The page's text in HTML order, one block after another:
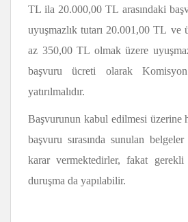
TL ila 20.000,00 TL arasındaki
uyuşmazlık tutarı 20.001,00 TL ve
az 350,00 TL olmak üzere
başvuru ücreti olarak
yatırılmalıdır.
Başvurunun kabul edilmesi üzerine
başvuru sırasında sunulan
karar vermektedirler, fakat gerekli
duruşma da yapılabilir.